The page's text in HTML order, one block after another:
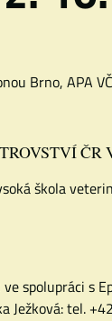
Brno, APA
ČR
škola
ve spolupráci s
Ježková: tel.